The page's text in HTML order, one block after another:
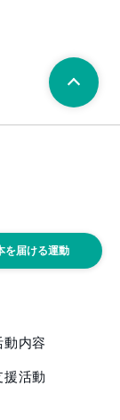
を届ける運動
動内容
援活動